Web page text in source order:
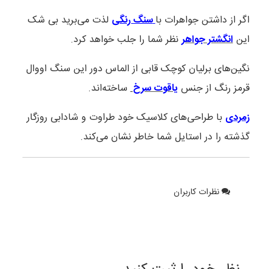
اگر از داشتن جواهرات باسنگ رنگی لذت می‌برید بی شک
اینانگشتر جواهرنظر شما را جلب خواهد کرد.
نگین‌های برلیان کوچک قابی از الماس دور این سنگ اووال
قرمز رنگ از جنس یاقوت سرخساخته‌اند.
زمردی با طراحی‌های کلاسیک خود طراوت و شادابی روزگار
گذشته را در استایل شما خاطر نشان می‌کند.
نظرات کاربران